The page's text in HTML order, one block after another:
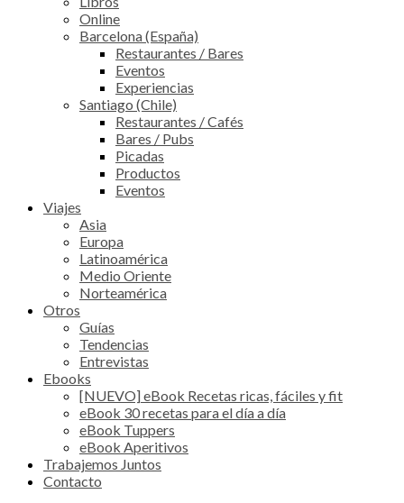
Online
Barcelona (España)
Restaurantes / Bares
Eventos
Experiencias
Santiago (Chile)
Restaurantes / Cafés
Bares / Pubs
Picadas
Productos
Eventos
Viajes
Asia
Europa
Latinoamérica
Medio Oriente
Norteamérica
Otros
Guías
Tendencias
Entrevistas
Ebooks
[NUEVO] eBook Recetas ricas, fáciles y fit
eBook 30 recetas para el día a día
eBook Tuppers
eBook Aperitivos
Trabajemos Juntos
Contacto